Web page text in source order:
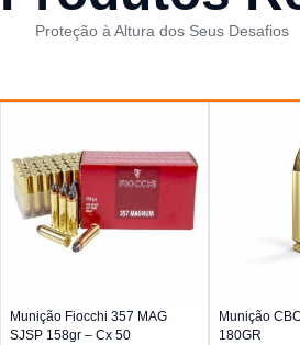
Proteção à Altura dos Seus Desafios
Munição Fiocchi 357 MAG
SJSP 158gr – Cx 50
Munição
180GR